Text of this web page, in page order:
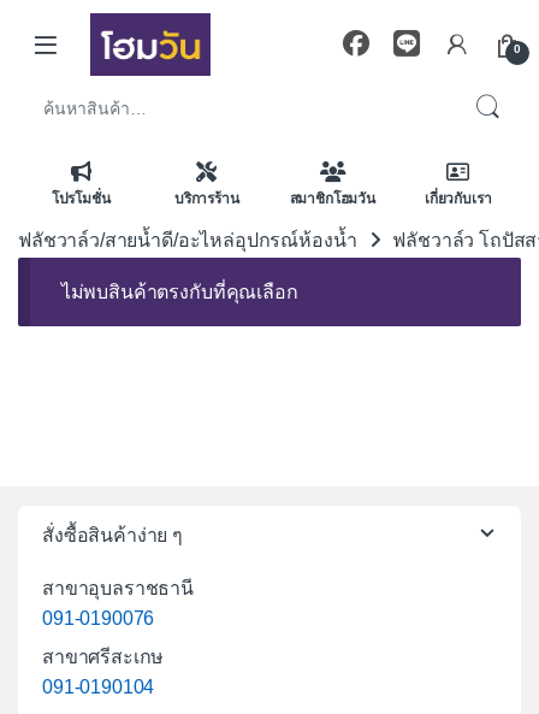
Skip to navigation
Skip to content
0
โปรโมชั่น บริการร้าน สมาชิกโฮมวัน เกี่ยวกับเรา
ฟลัชวาล์ว/สายน้ำดี/อะไหล่อุปกรณ์ห้องน้ำ ฟลัชวาล์ว โถปัส
ไม่พบสินค้าตรงกับที่คุณเลือก
สั่งซื้อสินค้าง่าย ๆ
สาขาอุบลราชธานี
091-0190076
สาขาศรีสะเกษ
091-0190104